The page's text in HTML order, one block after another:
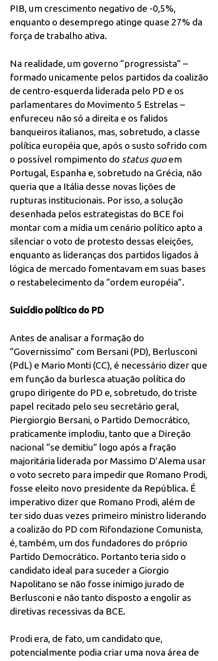
PIB, um crescimento negativo de -0,5%,
enquanto o desemprego atinge quase 27% da
força de trabalho ativa.
Na realidade, um governo “progressista” –
formado unicamente pelos partidos da coalizão
de centro-esquerda liderada pelo PD e os
parlamentares do Movimento 5 Estrelas –
enfureceu não só a direita e os falidos
banqueiros italianos, mas, sobretudo, a classe
política européia que, após o susto sofrido com
o possível rompimento do status quoem
Portugal, Espanha e, sobretudo na Grécia, não
queria que a Itália desse novas lições de
rupturas institucionais. Por isso, a solução
desenhada pelos estrategistas do BCE foi
montar com a mídia um cenário político apto a
silenciar o voto de protesto dessas eleições,
enquanto as lideranças dos partidos ligados à
lógica de mercado fomentavam em suas bases
o restabelecimento da “ordem européia”.
Suicídio político do PD
Antes de analisar a formação do
“Governissimo” com Bersani (PD), Berlusconi
(PdL) e Mario Monti (CC), é necessário dizer que
em função da burlesca atuação política do
grupo dirigente do PD e, sobretudo, do triste
papel recitado pelo seu secretário geral,
Piergiorgio Bersani, o Partido Democrático,
praticamente implodiu, tanto que a Direção
nacional “se demitiu” logo após a fração
majoritária liderada por Massimo D’Alema usar
o voto secreto para impedir que Romano Prodi,
fosse eleito novo presidente da República. É
imperativo dizer que Romano Prodi, além de
ter sido duas vezes primeiro ministro liderando
a coalizão do PD com Rifondazione Comunista,
é, também, um dos fundadores do próprio
Partido Democrático. Portanto teria sido o
candidato ideal para suceder a Giorgio
Napolitano se não fosse inimigo jurado de
Berlusconi e não tanto disposto a engolir as
diretivas recessivas da BCE.
Prodi era, de fato, um candidato que,
potencialmente podia criar uma nova área de